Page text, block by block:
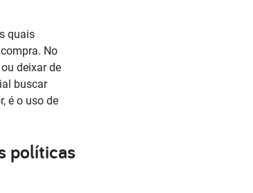
quais
No
deixar de
buscar
é o uso de
políticas